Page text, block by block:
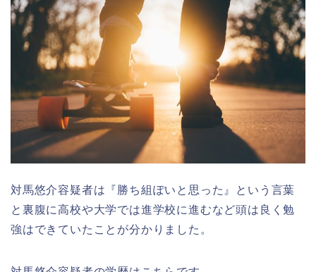
対馬悠介容疑者は『勝ち組ぽいと思った』という言葉
と裏腹に高校や大学では進学校に進むなど頭は良く勉
強はできていたことが分かりました。